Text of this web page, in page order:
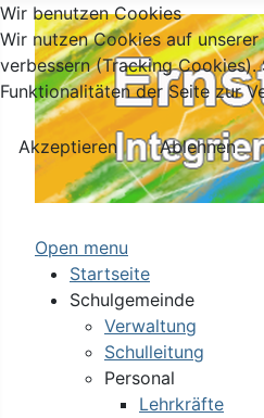
Open menu
Startseite
Schulgemeinde
Verwaltung
Schulleitung
Personal
Lehrkräfte
Wir benutzen Cookies
Wir nutzen Cookies auf
verbessern (Tracking
Funktionalitäten der Seite zur
Akzeptieren
Ablehnen